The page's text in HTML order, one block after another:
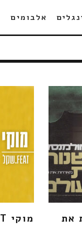
אלבומים
את
מוקי FEAT. שקל / יום חדש